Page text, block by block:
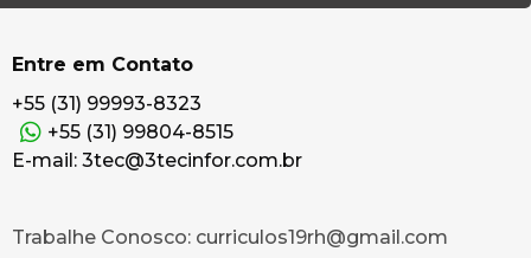
Entre em Contato
+55 (31) 99993-8323
+55 (31) 99804-8515
E-mail: 3tec@3tecinfor.com.br
Trabalhe Conosco: curriculos19rh@gmail.com